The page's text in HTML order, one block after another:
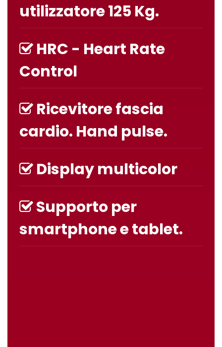
utilizzatore 125 Kg.
HRC - Heart Rate
Control
Ricevitore fascia
cardio. Hand pulse.
Display multicolor
Supporto per
smartphone e tablet.